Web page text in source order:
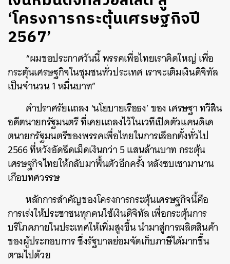
‘โครงการกระตุ้นเศรษฐกิจปี
2567’
“ผมขอประกาศวันนี้ พรรคเพื่อไทยเราคิดใหญ่ เพื่อ
กระตุ้นเศรษฐกิจในชุมชนทั่วประเทศ เราจะเติมเงินดิจิทัล
เป็นจำนวน 1 หมื่นบาท”
คำปราศรัยแถลง ‘นโยบายเรือธง’ ของ เศรษฐา ทวีสิน
อดีตนายกรัฐมนตรี ที่เคยแถลงไว้ในเวทีเปิดตัวแคนดิเด
ตนายกรัฐมนตรีของพรรคเพื่อไทยในการเลือกตั้งทั่วไป
2566 ที่หวังอัดฉีดเม็ดเงินกว่า 5 แสนล้านบาท กระตุ้น
เศรษฐกิจไทยให้กลับมาฟื้นตัวอีกครั้ง หลังซบเซามานาน
เกือบทศวรรษ
หลักการสำคัญของโครงการกระตุ้นเศรษฐกิจนี้คือ
การเร่งให้ประชาชนทุกคนใช้เงินดิจิทัล เพื่อกระตุ้นการ
บริโภคภายในประเทศให้เพิ่มสูงขึ้น นำมาสู่การผลิตสินค้า
ของผู้ประกอบการ ซึ่งรัฐบาลย่อมจัดเก็บภาษีได้มากขึ้น
ตามไปด้วย